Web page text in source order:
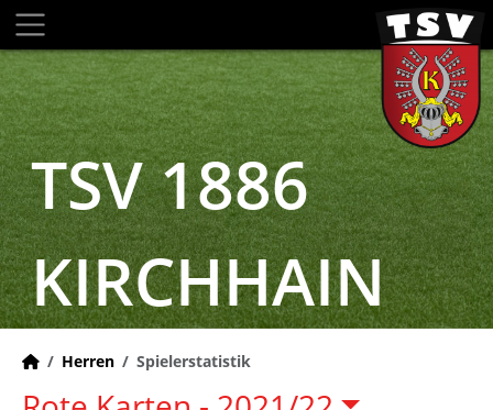
TSV 1886
KIRCHHAIN
Herren Spielerstatistik